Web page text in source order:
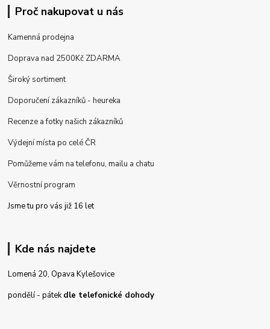
Proč nakupovat u nás
Kamenná prodejna
Doprava nad 2500Kč ZDARMA
Široký sortiment
Doporučení zákazníků - heureka
Recenze a fotky našich zákazníků
Výdejní místa po celé ČR
Pomůžeme vám na telefonu, mailu a chatu
Věrnostní program
Jsme tu pro vás již 16 let
Kde nás najdete
Lomená 20, Opava Kylešovice
pondělí - pátekdle telefonické dohody